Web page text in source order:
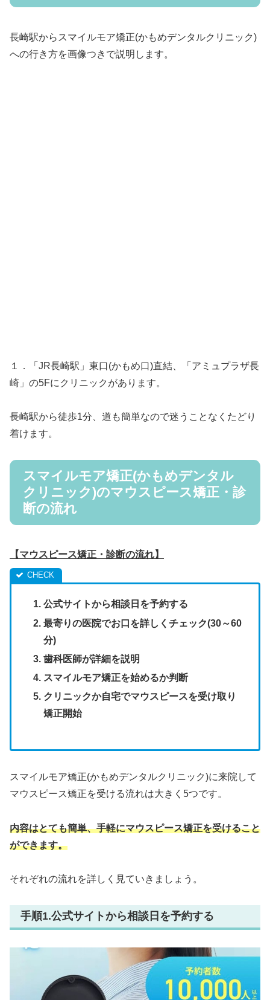
長崎駅からスマイルモア矯正(かもめデンタルクリニック)
への行き方を画像つきで説明します。
１．「JR長崎駅」東口(かもめ口)直結、「アミュプラザ長
崎」の5Fにクリニックがあります。
長崎駅から徒歩1分、道も簡単なので迷うことなくたどり
着けます。
スマイルモア矯正(かもめデンタル
クリニック)のマウスピース矯正・診
断の流れ
【マウスピース矯正・診断の流れ】
公式サイトから相談日を予約する
最寄りの医院でお口を詳しくチェック(30～60
分)
歯科医師が詳細を説明
スマイルモア矯正を始めるか判断
クリニックか自宅でマウスピースを受け取り
矯正開始
スマイルモア矯正(かもめデンタルクリニック)に来院して
マウスピース矯正を受ける流れは大きく5つです。
内容はとても簡単、手軽にマウスピース矯正を受けること
ができます。
それぞれの流れを詳しく見ていきましょう。
手順1.公式サイトから相談日を予約する